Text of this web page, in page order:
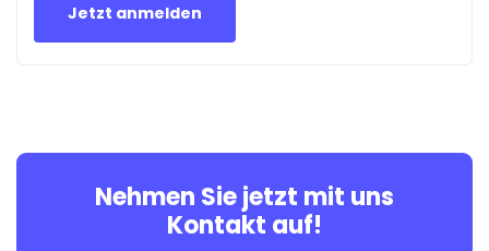
Jetzt anmelden
Nehmen Sie jetzt mit uns
Kontakt auf!